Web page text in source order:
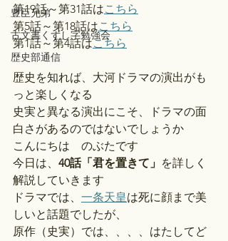
豊臣兄弟
古文書くずし字勉強会
歴史部通信
第19話～第31話はこちら
第5話～第18話はこちら
第1話～第4話はこちら
歴史を知れば、大河ドラマの演出がも
っと楽しくなる
史実と異なる演出にこそ、ドラマの面
白さがあるのではないでしょうか
こんにちは　のぶたです
今日は、 40話「君を置きて」 を詳しく
解説していきます
ドラマでは、 一条天皇は死に顔まで美
しいと話題でしたが、
原作（史実）では、、、、はたしてど